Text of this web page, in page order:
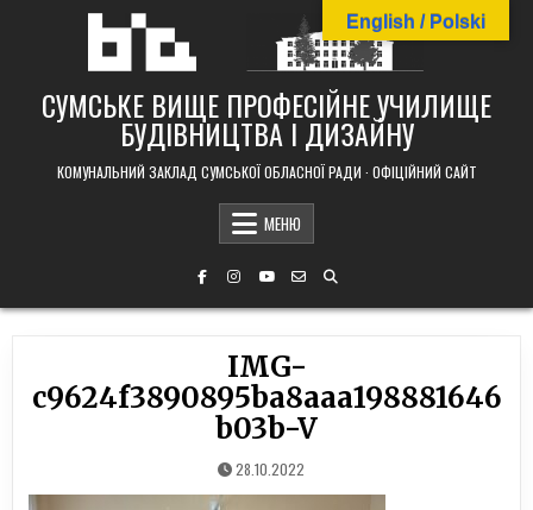
СУМСЬКЕ ВИЩЕ ПРОФЕСІЙНЕ УЧИЛИЩЕ
БУДІВНИЦТВА І ДИЗАЙНУ
КОМУНАЛЬНИЙ ЗАКЛАД СУМСЬКОЇ ОБЛАСНОЇ РАДИ · ОФІЦІЙНИЙ САЙТ
МЕНЮ
IMG-
c9624f3890895ba8aaa198881646
b03b-V
28.10.2022
English / Polski